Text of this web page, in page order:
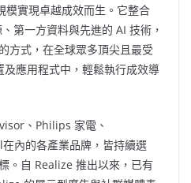
模實現卓越成效而生。它整合
第一方資料與先進的 AI 技術，
方式，在全球眾多頂尖且最受
應用程式中，輕鬆執行成效導
、Philips 家電、
內的各產業品牌，皆持續選
。自 Realize 推出以來，已有